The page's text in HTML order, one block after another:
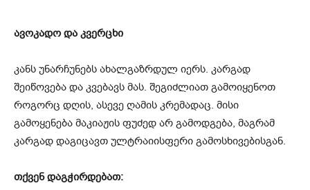
ავოკადო და კვერცხი
კანს უნარჩუნებს ახალგაზრდულ იერს. კარგად
შეიწოვება და კვებავს მას. შეგიძლიათ გამოიყენოთ
როგორც დღის, ასევე ღამის კრემადაც. მისი
გამოყენება მაკიაჟის ფუძედ არ გამოდგება, მაგრამ
კარგად დაგიცავთ ულტრაიისფერი გამოსხივებისგან.
თქვენ დაგჭირდებათ: